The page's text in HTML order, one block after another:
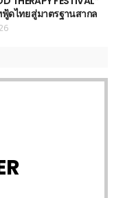
ดไทย สู่มาตรฐานสากล